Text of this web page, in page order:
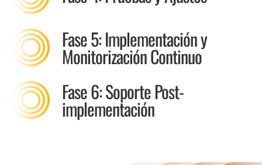
Fase 5: Implementación y
Monitorización Continuo
Fase 6: Soporte Post-
implementación